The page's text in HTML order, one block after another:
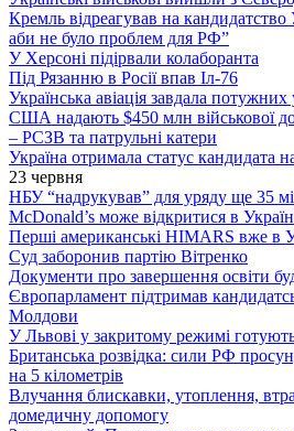
Кремль відреагував на
аби не було проблем для РФ”
У Херсоні підірвали колаборанта
Під Рязанню в Росії впав Іл-76
Українська авіація завдала потужних
США надають $450 млн військової
– РСЗВ та патрульні катери
Україна отримала статус кандидата
23 червня
НБУ “надрукував” для уряду ще 35
McDonald’s може відкритися в
Перші американські HIMARS вже в
Суд заборонив партію Вітренко
Документи про завершення освіти
Європарламент підтримав
Молдови
У Львові у закритому режимі
Британська розвідка: сили РФ
на 5 кілометрів
Влучання блискавки, утоплення,
домедичну допомогу